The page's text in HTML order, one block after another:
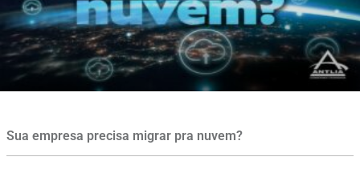
Sua empresa precisa migrar pra nuvem?